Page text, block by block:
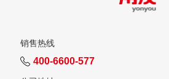
销售热线
400-6600-577